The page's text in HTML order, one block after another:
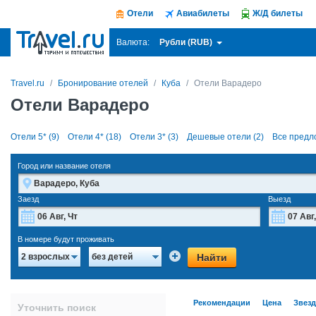
Отели Авиабилеты Ж/Д билеты
Валюта: Рубли (RUB)
Travel.ru Бронирование отелей Куба Отели Варадеро
Отели Варадеро
Отели 5* (9) Отели 4* (18) Отели 3* (3) Дешевые отели (2) Все
Город или название отеля
Заезд
Пн Вт Ср Чт Пт Сб Вс
27 28 29 30 1 2
Выезд
В номере будут проживать
2 взрослых без детей Найти
Уточнить поиск Рекомендации Цена